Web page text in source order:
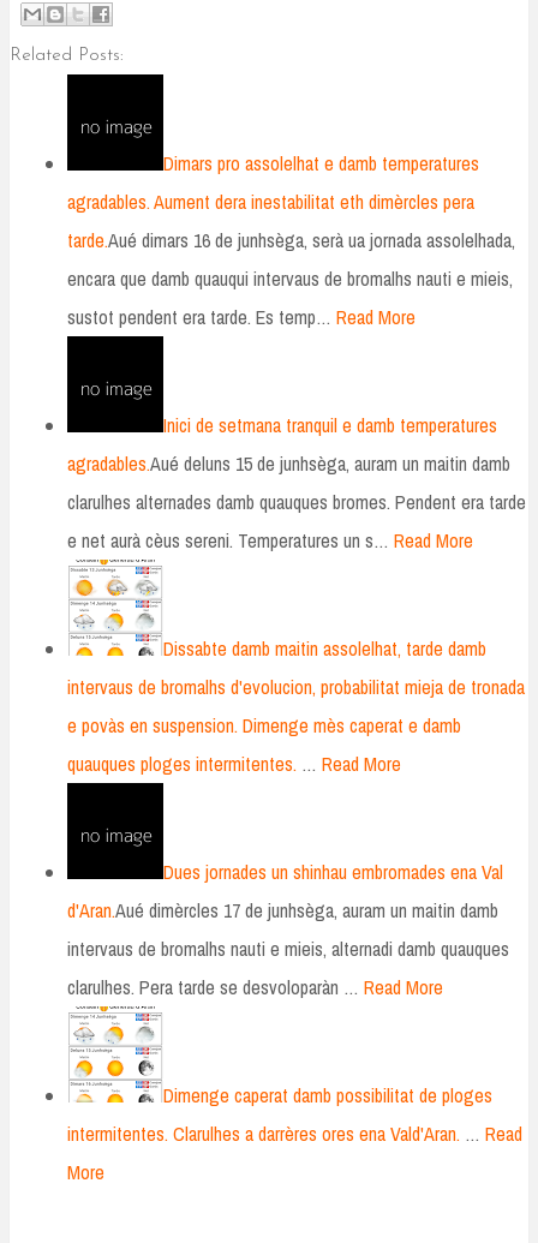
Related Posts:
Dimars pro assolelhat e damb temperatures
agradables. Aument dera inestabilitat eth dimèrcles pera
tarde.Aué dimars 16 de junhsèga, serà ua jornada assolelhada,
encara que damb quauqui intervaus de bromalhs nauti e mieis,
sustot pendent era tarde. Es temp… Read More
Inici de setmana tranquil e damb temperatures
agradables.Aué deluns 15 de junhsèga, auram un maitin damb
clarulhes alternades damb quauques bromes. Pendent era tarde
e net aurà cèus sereni. Temperatures un s… Read More
Dissabte damb maitin assolelhat, tarde damb
intervaus de bromalhs d'evolucion, probabilitat mieja de tronada
e povàs en suspension. Dimenge mès caperat e damb
quauques ploges intermitentes. … Read More
Dues jornades un shinhau embromades ena Val
d'Aran.Aué dimèrcles 17 de junhsèga, auram un maitin damb
intervaus de bromalhs nauti e mieis, alternadi damb quauques
clarulhes. Pera tarde se desvoloparàn … Read More
Dimenge caperat damb possibilitat de ploges
intermitentes. Clarulhes a darrères ores ena Vald'Aran. … Read
More